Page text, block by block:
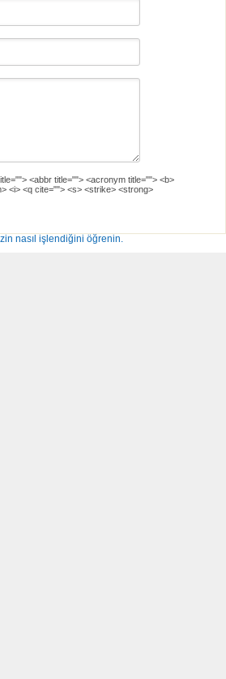
<abbr title=""> <acronym title=""> <b>
<i> <q cite=""> <s> <strike> <strong>
nasıl işlendiğini öğrenin.